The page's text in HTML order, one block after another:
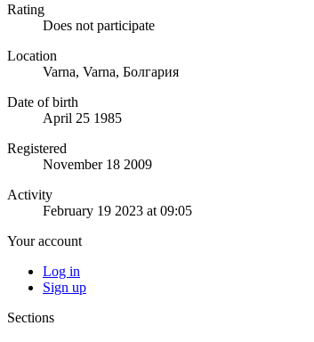
Rating
Does not participate
Location
Varna, Varna, Болгария
Date of birth
April 25 1985
Registered
November 18 2009
Activity
February 19 2023 at 09:05
Your account
Log in
Sign up
Sections